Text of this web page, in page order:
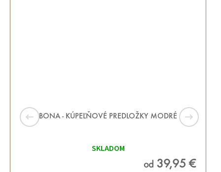
BONA - KÚPEĽŇOVÉ PREDLOŽKY MODRÉ
SKLADOM
od 39,95 €